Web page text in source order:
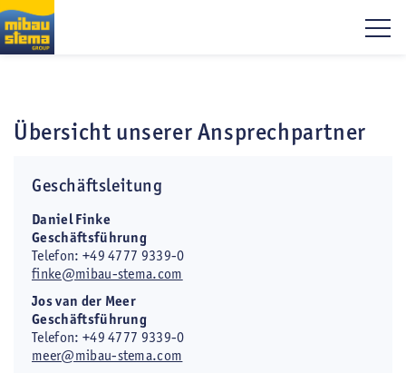
Übersicht unserer Ansprechpartner
Geschäftsleitung
Daniel Finke
Geschäftsführung
Telefon: +49 4777 9339-0
finke@mibau-stema.com
Jos van der Meer
Geschäftsführung
Telefon: +49 4777 9339-0
meer@mibau-stema.com